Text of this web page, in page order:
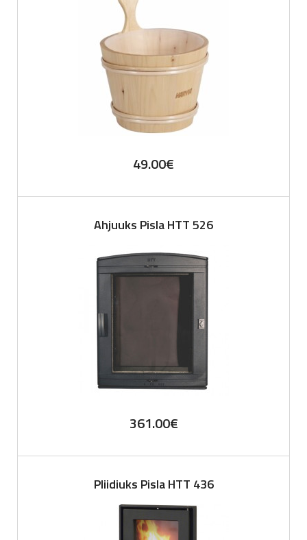
49.00€
Ahjuuks Pisla HTT 526
361.00€
Pliidiuks Pisla HTT 436